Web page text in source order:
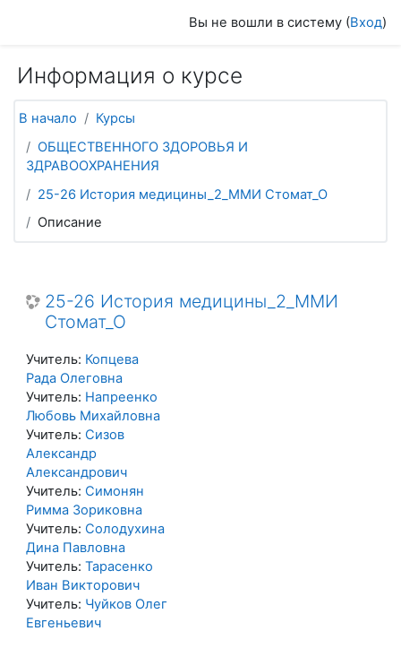
Вы не вошли в систему (Вход)
Информация о курсе
В начало
Курсы
ОБЩЕСТВЕННОГО ЗДОРОВЬЯ И
ЗДРАВООХРАНЕНИЯ
25-26 История медицины_2_ММИ Стомат_О
Описание
25-26 История медицины_2_ММИ
Стомат_О
Учитель: Копцева
Рада Олеговна
Учитель: Напреенко
Любовь Михайловна
Учитель: Сизов
Александр
Александрович
Учитель: Симонян
Римма Зориковна
Учитель: Солодухина
Дина Павловна
Учитель: Тарасенко
Иван Викторович
Учитель: Чуйков Олег
Евгеньевич